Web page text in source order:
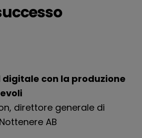
digitale con la produzione
direttore generale di
ottenere AB